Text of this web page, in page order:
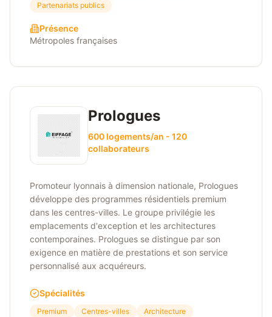
Partenariats publics
Présence
Métropoles françaises
Prologues
600 logements/an - 120
collaborateurs
Promoteur lyonnais à dimension nationale, Prologues
développe des programmes résidentiels premium
dans les centres-villes. Le groupe privilégie les
emplacements d'exception et les architectures
contemporaines. Prologues se distingue par son
exigence en matière de prestations et son service
personnalisé aux acquéreurs.
Spécialités
Premium Centres-villes
Architecture